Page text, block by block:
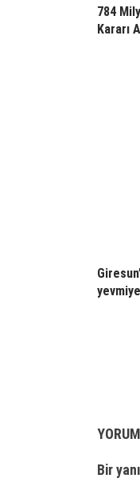
784
Kararı
Bir